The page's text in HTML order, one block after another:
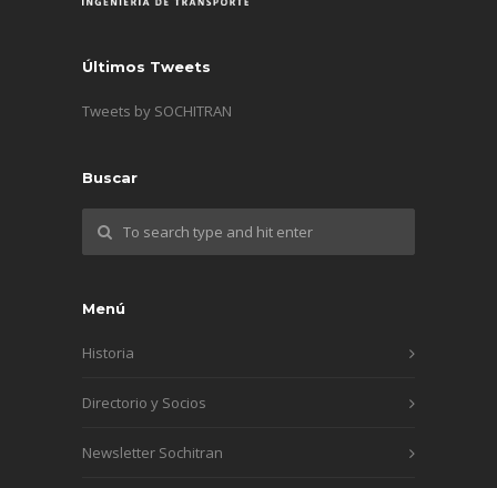
Últimos Tweets
Tweets by SOCHITRAN
Buscar
Menú
Historia
Directorio y Socios
Newsletter Sochitran